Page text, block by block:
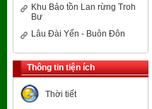
Khu Bảo tồn Lan rừng Troh
Bư
Lâu Đài Yến - Buôn Đôn
Thông tin tiện ích
Thời tiết